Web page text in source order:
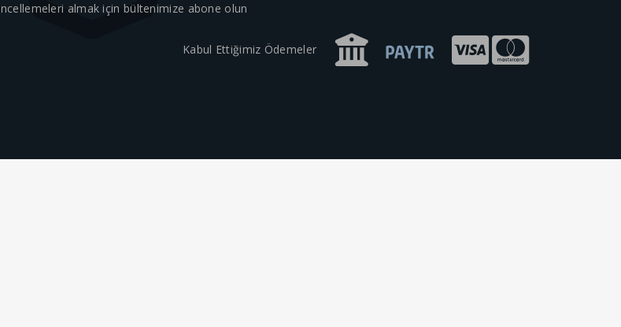
almak için bültenimize abone olun
Kabul Ettiğimiz Ödemeler